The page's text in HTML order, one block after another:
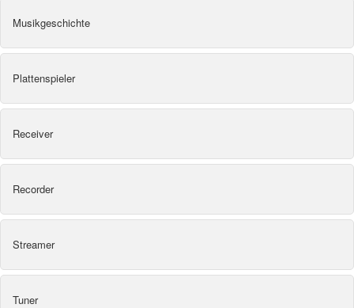
Musikgeschichte
Plattenspieler
Receiver
Recorder
Streamer
Tuner